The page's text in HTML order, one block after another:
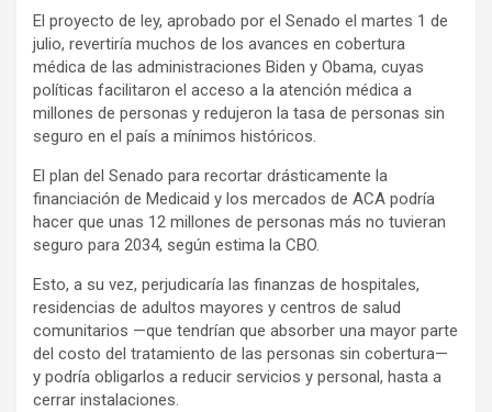
El proyecto de ley, aprobado por el Senado el martes 1 de
julio, revertiría muchos de los avances en cobertura
médica de las administraciones Biden y Obama, cuyas
políticas facilitaron el acceso a la atención médica a
millones de personas y redujeron la tasa de personas sin
seguro en el país a mínimos históricos.
El plan del Senado para recortar drásticamente la
financiación de Medicaid y los mercados de ACA podría
hacer que unas 12 millones de personas más no tuvieran
seguro para 2034, según estima la CBO.
Esto, a su vez, perjudicaría las finanzas de hospitales,
residencias de adultos mayores y centros de salud
comunitarios —que tendrían que absorber una mayor parte
del costo del tratamiento de las personas sin cobertura—
y podría obligarlos a reducir servicios y personal, hasta a
cerrar instalaciones.